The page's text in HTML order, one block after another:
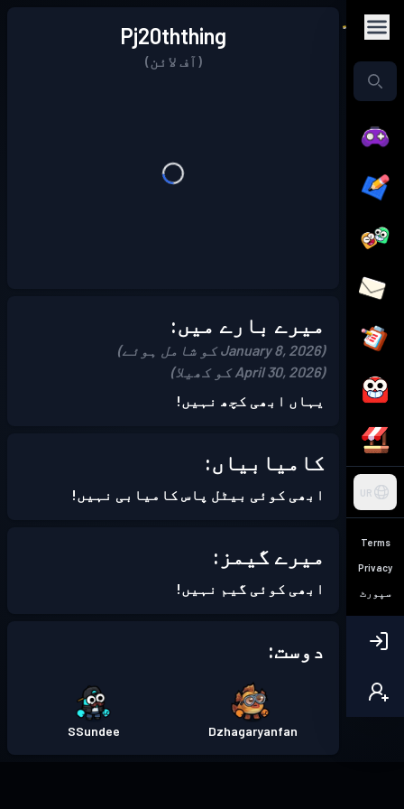
UR
Terms
Privacy
سپورٹ
Pj20ththing
(آف لائن)
میرے بارے میں:
(January 8, 2026 کو شامل ہوئے)
(April 30, 2026 کو کھیلا)
یہاں ابھی کچھ نہیں!
کامیابیاں:
ابھی کوئی بیٹل پاس کامیابی نہیں!
میرے گیمز:
ابھی کوئی گیم نہیں!
دوست:
Dzhagaryanfan
SSundee